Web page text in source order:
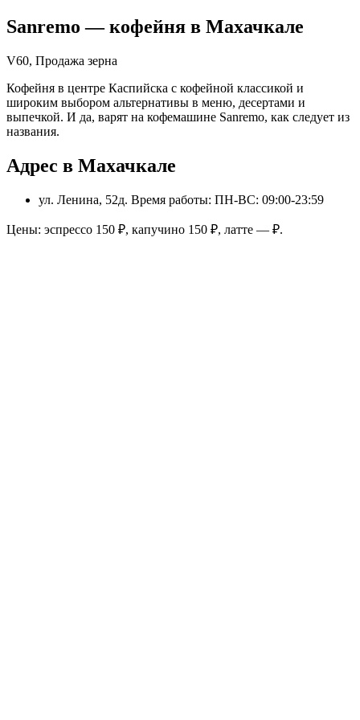
Sanremo — кофейня в Махачкале
V60, Продажа зерна
Кофейня в центре Каспийска с кофейной классикой и
широким выбором альтернативы в меню, десертами и
выпечкой. И да, варят на кофемашине Sanremo, как следует из
названия.
Адрес в Махачкале
ул. Ленина, 52д. Время работы: ПН-ВС: 09:00-23:59
Цены: эспрессо 150 ₽, капучино 150 ₽, латте — ₽.